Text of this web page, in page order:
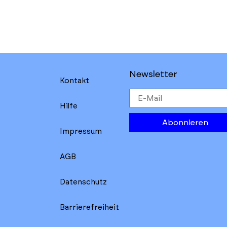
Kontakt
Hilfe
Impressum
AGB
Datenschutz
Barrierefreiheit
Newsletter
Abonnieren